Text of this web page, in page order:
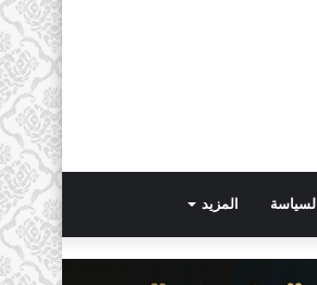
السياسة المزيد